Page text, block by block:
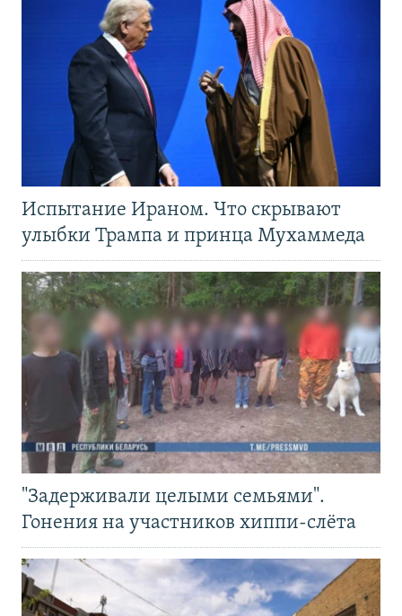
Испытание Ираном. Что скрывают
улыбки Трампа и принца Мухаммеда
"Задерживали целыми семьями".
Гонения на участников хиппи-слёта